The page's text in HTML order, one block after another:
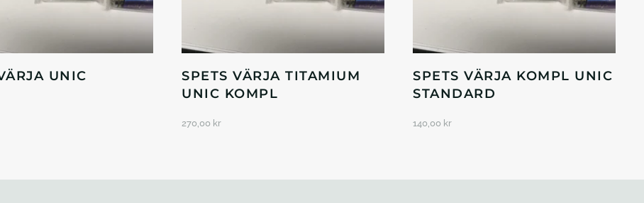
UNIC
SPETS VÄRJA TITAMIUM
UNIC KOMPL
270,00 kr
SPETS VÄRJA KOMPL UNIC
STANDARD
140,00 kr